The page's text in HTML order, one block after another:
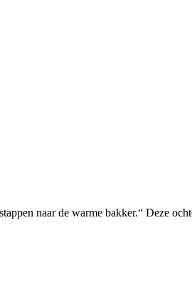
naar de warme bakker.“ Deze